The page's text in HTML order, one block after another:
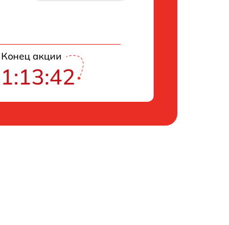
Конец акции